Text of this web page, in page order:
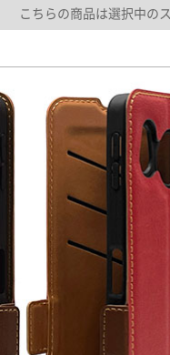
こちらの商品は選択中の